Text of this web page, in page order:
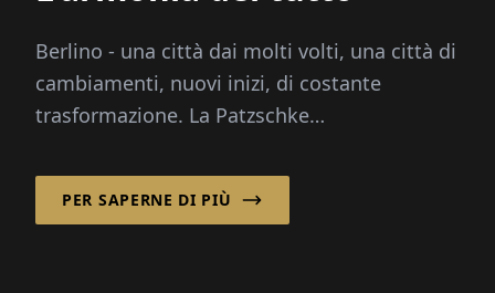
Berlino - una città dai molti volti, una città di
cambiamenti, nuovi inizi, di costante
trasformazione. La Patzschke
PER SAPERNE DI PIÙ